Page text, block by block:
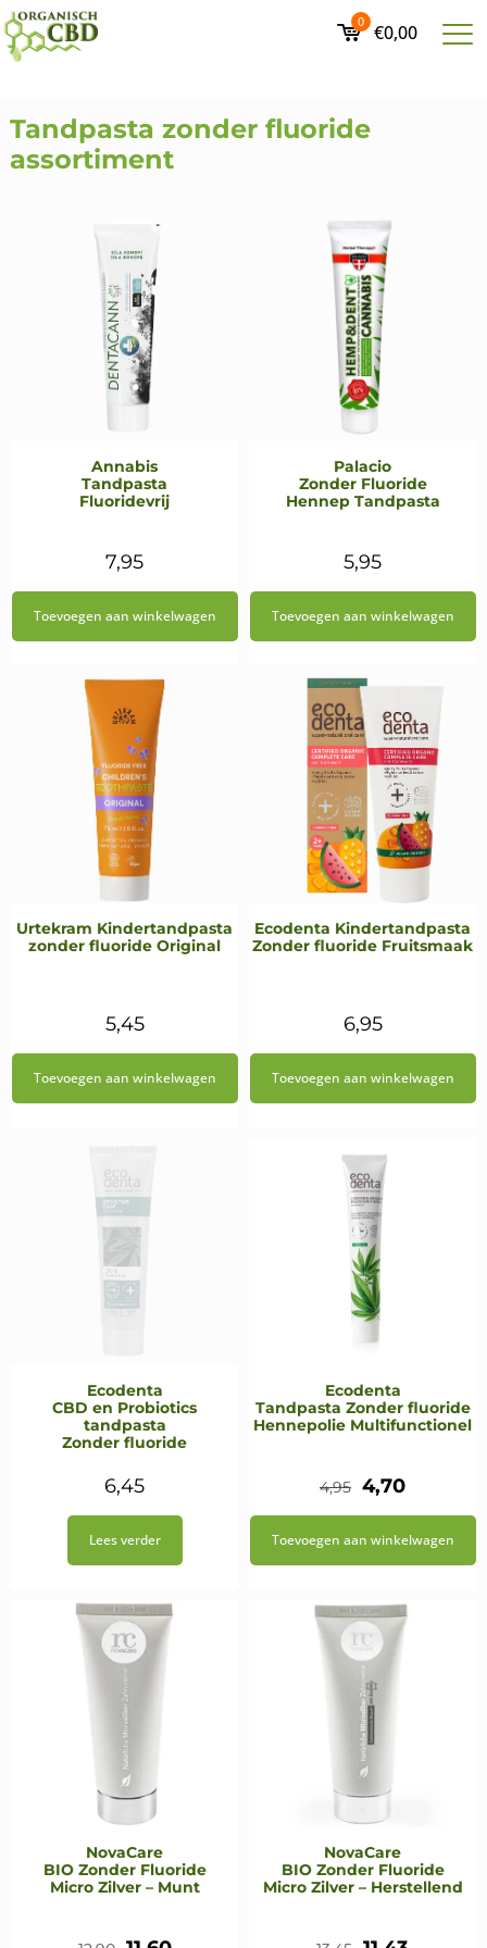
0 €0,00
Tandpasta zonder fluoride
assortiment
Annabis
Tandpasta
Fluoridevrij
7,95
Toevoegen aan winkelwagen
Palacio
Zonder Fluoride
Hennep Tandpasta
5,95
Toevoegen aan winkelwagen
Urtekram Kindertandpasta
zonder fluoride Original
5,45
Toevoegen aan winkelwagen
Ecodenta Kindertandpasta
Zonder fluoride Fruitsmaak
6,95
Toevoegen aan winkelwagen
Ecodenta
CBD en Probiotics
tandpasta
Zonder fluoride
6,45
Lees verder
Ecodenta
Tandpasta Zonder fluoride
Hennepolie Multifunctionel
4,95
prijs
4,70Huidige
prijs
Toevoegen aan winkelwagen
NovaCare
BIO Zonder Fluoride
Micro Zilver – Munt
NovaCare
BIO Zonder Fluoride
Micro Zilver – Herstellend